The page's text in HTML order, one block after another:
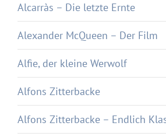
Alcarràs – Die letzte Ernte
Alexander McQueen – Der Film
Alfie, der kleine Werwolf
Alfons Zitterbacke
Alfons Zitterbacke – Endlich